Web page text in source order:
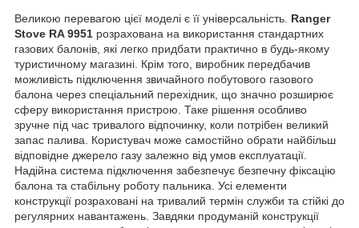
Великою перевагою цієї моделі є її універсальність. Ranger
Stove RA 9951 розрахована на використання стандартних
газових балонів, які легко придбати практично в будь-якому
туристичному магазині. Крім того, виробник передбачив
можливість підключення звичайного побутового газового
балона через спеціальний перехідник, що значно розширює
сферу використання пристрою. Таке рішення особливо
зручне під час тривалого відпочинку, коли потрібен великий
запас палива. Користувач може самостійно обрати найбільш
відповідне джерело газу залежно від умов експлуатації.
Надійна система підключення забезпечує безпечну фіксацію
балона та стабільну роботу пальника. Усі елементи
конструкції розраховані на тривалий термін служби та стійкі до
регулярних навантажень. Завдяки продуманій конструкції